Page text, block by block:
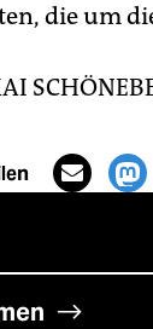
die um